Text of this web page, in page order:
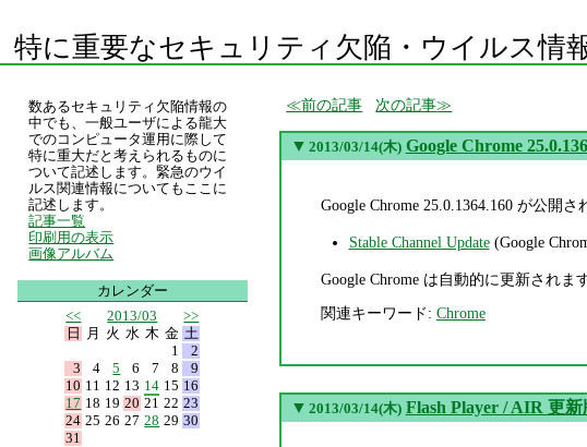
特に重要なセキュリティ欠陥・ウイルス情
前の記事 次の記事
▼ 2013/03/14(木) Google Chrome
Google Chrome 25.0.1364.160 が公開
Stable Channel Update(Google
Google Chrome は自動的に更新され
関連キーワード: Chrome
▼ 2013/03/14(木) Flash Player / AIR 更新
数あるセキュリティ欠陥情報の
中でも、一般ユーザによる龍大
でのコンピュータ運用に際して
特に重大だと考えられるものに
ついて記述します。緊急のウイ
ルス関連情報についてもここに
記述します。
記事一覧
印刷用の表示
画像アルバム
カレンダー
<<
2013/03
>>
日
月 火 水 木 金 土
1
2
3
4 5 6 7 8
9
10 11 12 13 14 15 16
17 18 19 20 21 22 23
24 25 26 27 28 29 30
31